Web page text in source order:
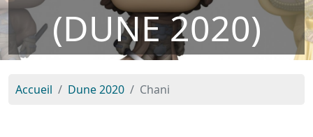
(DUNE 2020)
Accueil Dune 2020 Chani